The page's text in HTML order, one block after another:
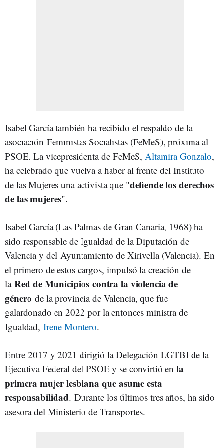
Isabel García también ha recibido el respaldo de la
asociación Feministas Socialistas (FeMeS), próxima al
PSOE. La vicepresidenta de FeMeS, Altamira Gonzalo,
ha celebrado que vuelva a haber al frente del Instituto
de las Mujeres una activista que "defiende los derechos
de las mujeres".
Isabel García (Las Palmas de Gran Canaria, 1968) ha
sido responsable de Igualdad de la Diputación de
Valencia y del Ayuntamiento de Xirivella (Valencia). En
el primero de estos cargos, impulsó la creación de
la Red de Municipios contra la violencia de
género de la provincia de Valencia, que fue
galardonado en 2022 por la entonces ministra de
Igualdad, Irene Montero.
Entre 2017 y 2021 dirigió la Delegación LGTBI de la
Ejecutiva Federal del PSOE y se convirtió en la
primera mujer lesbiana que asume esta
responsabilidad. Durante los últimos tres años, ha sido
asesora del Ministerio de Transportes.